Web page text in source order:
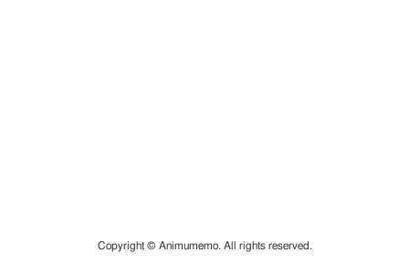
Copyright © Animumemo. All rights reserved.